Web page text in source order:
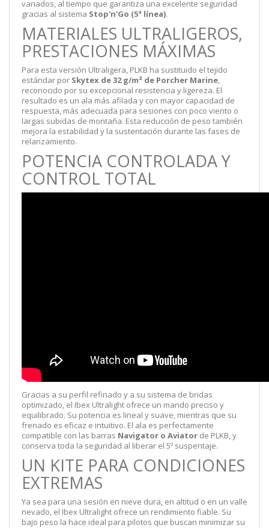
variados, al tiempo que garantiza una excelente seguridad
gracias al sistema Stop'n'Go (5ª línea).
MATERIALES ULTRALIGEROS,
PRESTACIONES MÁXIMAS
Para esta versión Ultraligera, PLKB ha sustituido el tejido
estándar por Skytex de 32 g/m² de Porcher Marine,
reconocido por su excepcional resistencia y ligereza. El
resultado es un ala más afilada y con mayor capacidad de
respuesta, más adecuada para sesiones con poco viento o
largas subidas de montaña. Esta reducción de peso también
mejora la estabilidad y la sustentación durante las fases de
relanzamiento.
POTENCIA CONTROLADA Y
CONTROL TOTAL
Gracias a su perfil refinado y a su sistema de bridas
optimizado, el Ibex Ultralight ofrece un mando preciso y
equilibrado. Su potencia es lineal y suave, mientras que su
frenado es eficaz e intuitivo. El ala es perfectamente
compatible con las barras Navigator o Aviator de PLKB, y
conserva toda la seguridad al liberar el 5º suspentaje.
UN KITE PARA CONDICIONES
EXTREMAS
Ya sea para una sesión en nieve dura, en altitud o en un valle
nevado, el Ibex Ultralight ofrece un rendimiento fiable. Su
bajo peso la hace ideal para pilotos que buscan minimizar su